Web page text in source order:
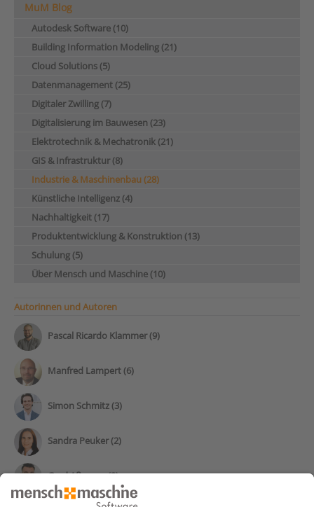
MuM Blog
Autodesk Software (10)
Building Information Modeling (21)
Cloud Solutions (5)
Datenmanagement (25)
Digitaler Zwilling (7)
Digitalisierung im Bauwesen (23)
Elektrotechnik & Mechatronik (21)
GIS & Infrastruktur (8)
Industrie & Maschinenbau (28)
Künstliche Intelligenz (4)
Nachhaltigkeit (17)
Produktentwicklung & Konstruktion (13)
Schulung (5)
Über Mensch und Maschine (10)
Autorinnen und Autoren
Pascal Ricardo Klammer (9)
Manfred Lampert (6)
Simon Schmitz (3)
Sandra Peuker (2)
Gerd Aßmann (2)